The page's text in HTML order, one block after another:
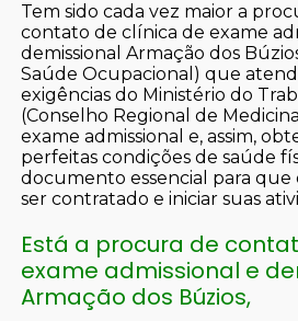
Tem sido cada vez maior a
contato de clínica de exame
demissional Armação dos
Saúde Ocupacional) que
exigências do Ministério do
(Conselho Regional de
exame admissional e, assim,
perfeitas condições de saúde
documento essencial para que
ser contratado e iniciar suas
Está a procura de
exame admissional e
Armação dos Búzios,